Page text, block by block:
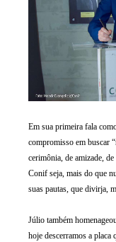
Em sua primeira fala
compromisso em buscar
cerimônia, de amizade,
Conif seja, mais do que
suas pautas, que divirja,
Júlio também
hoje descerramos a placa